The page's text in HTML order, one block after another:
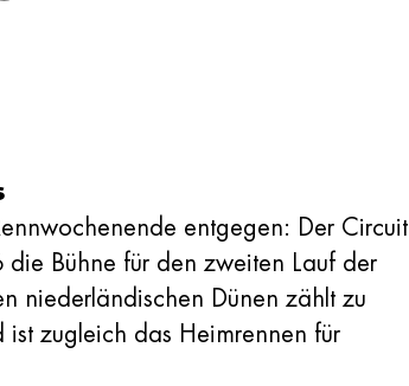
entgegen: Der Circuit
Bühne für den zweiten Lauf der
niederländischen Dünen zählt zu
zugleich das Heimrennen für